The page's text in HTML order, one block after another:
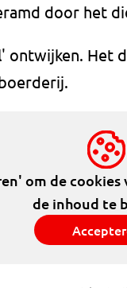
door het
ontwijken. Het
om de cookies
de inhoud te